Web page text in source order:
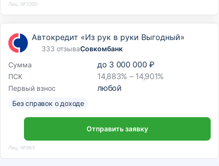
Лиц. №1000
Автокредит «Из рук в руки Выгодный»
333 отзываСовкомбанк
Сумма
до 3 000 000 ₽
ПСК 14,883% – 14,901%
Первый взнос любой
Без справок о доходе
Отправить заявку
Лиц. №963